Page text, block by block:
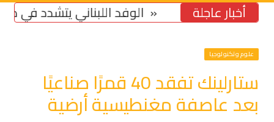
أخبار عاجلة الوفد اللبناني يتشدد في
علوم وتكنولوجيا
ستارلينك تفقد 40 قمرًا صناعيًا
بعد عاصفة مغنطيسية أرضية